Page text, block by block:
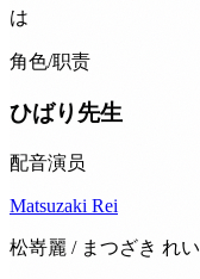
は
角色/职责
ひばり先生
配音演员
Matsuzaki Rei
松嵜麗 / まつざき れい